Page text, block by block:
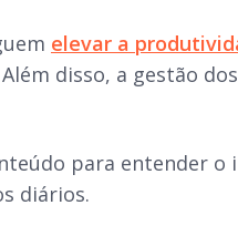
elevar a
disso, a gestão
para entender
diários.